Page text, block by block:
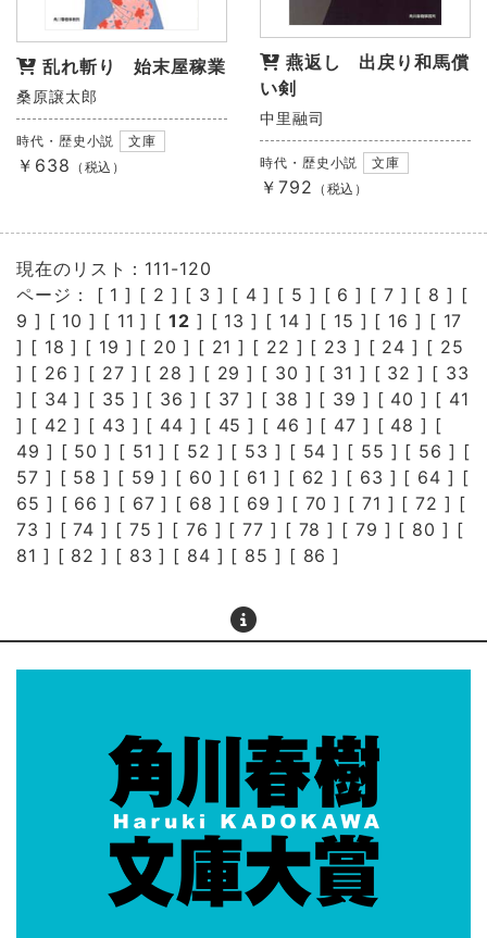
乱れ斬り 始末屋稼業
桑原譲太郎
時代・歴史小説 文庫
￥638 （税込）
燕返し 出戻り和馬償
い剣
中里融司
時代・歴史小説 文庫
￥792 （税込）
現在のリスト：111-120
ページ： [ 1 ] [ 2 ] [ 3 ] [ 4 ] [ 5 ] [ 6 ] [ 7 ] [ 8 ] [
9 ] [ 10 ] [ 11 ] [12 ] [ 13 ] [ 14 ] [ 15 ] [ 16 ] [ 17
] [ 18 ] [ 19 ] [ 20 ] [ 21 ] [ 22 ] [ 23 ] [ 24 ] [ 25
] [ 26 ] [ 27 ] [ 28 ] [ 29 ] [ 30 ] [ 31 ] [ 32 ] [ 33
] [ 34 ] [ 35 ] [ 36 ] [ 37 ] [ 38 ] [ 39 ] [ 40 ] [ 41
] [ 42 ] [ 43 ] [ 44 ] [ 45 ] [ 46 ] [ 47 ] [ 48 ] [
49 ] [ 50 ] [ 51 ] [ 52 ] [ 53 ] [ 54 ] [ 55 ] [ 56 ] [
57 ] [ 58 ] [ 59 ] [ 60 ] [ 61 ] [ 62 ] [ 63 ] [ 64 ] [
65 ] [ 66 ] [ 67 ] [ 68 ] [ 69 ] [ 70 ] [ 71 ] [72 ] [
73 ] [74 ] [ 75 ] [ 76 ] [77 ] [ 78 ] [ 79 ] [ 80 ] [
81 ] [ 82 ] [ 83 ] [ 84 ] [ 85 ] [ 86 ]